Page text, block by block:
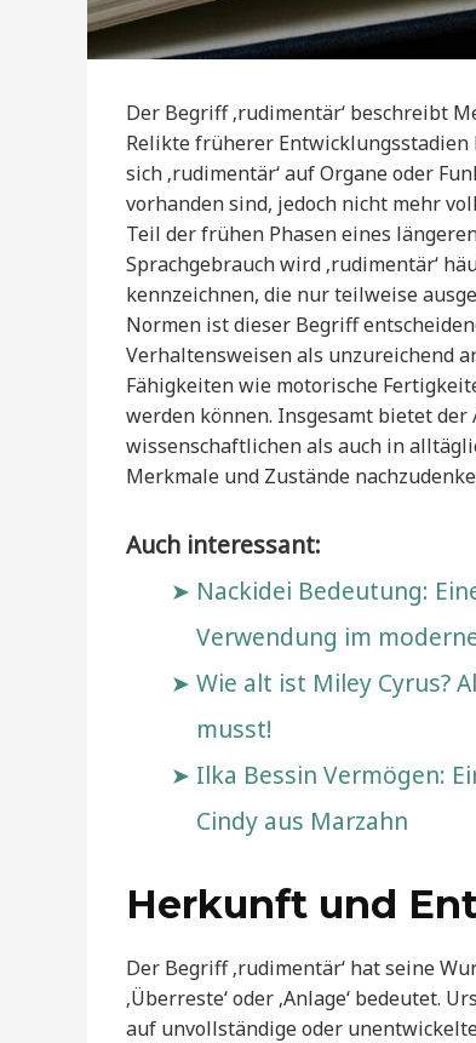
Der Begriff ‚rudimentär‘ beschreibt
Relikte früherer
sich ‚rudimentär‘ auf Organe oder
vorhanden sind, jedoch nicht mehr
Teil der frühen Phasen eines
Sprachgebrauch wird ‚rudimentär‘
kennzeichnen, die nur teilweise
Normen ist dieser Begriff
Verhaltensweisen als unzureichend
Fähigkeiten wie motorische
werden können. Insgesamt bietet
wissenschaftlichen als auch in
Merkmale und Zustände
Auch interessant:
Nackidei Bedeutung:
Verwendung im
Wie alt ist Miley Cyrus?
musst!
Ilka Bessin Vermögen:
Cindy aus Marzahn
Herkunft und
Der Begriff ‚rudimentär‘ hat seine
‚Überreste‘ oder ‚Anlage‘ bedeutet.
auf unvollständige oder